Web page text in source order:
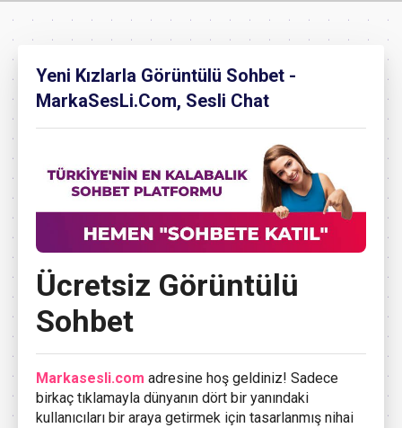
Yeni Kızlarla Görüntülü Sohbet -
MarkaSesLi.Com, Sesli Chat
Ücretsiz Görüntülü
Sohbet
Markasesli.com adresine hoş geldiniz! Sadece
birkaç tıklamayla dünyanın dört bir yanındaki
kullanıcıları bir araya getirmek için tasarlanmış nihai